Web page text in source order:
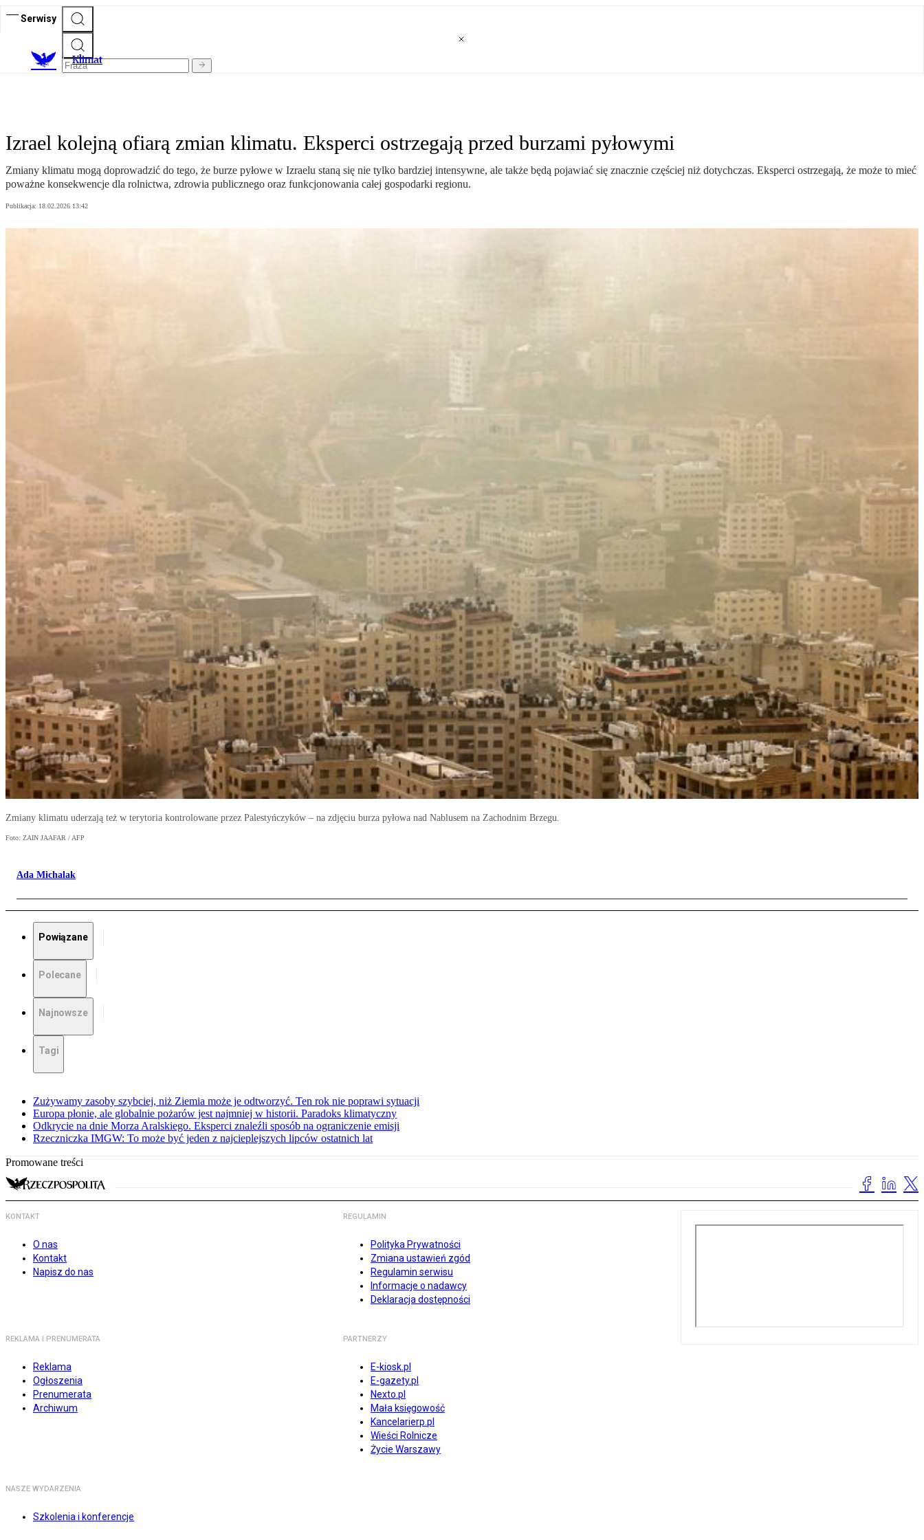
Serwisy
Klimat
Izrael kolejną ofiarą zmian klimatu. Eksperci ostrzegają przed burzami pyłowymi
Zmiany klimatu mogą doprowadzić do tego, że burze pyłowe w Izraelu staną się nie tylko bardziej intensywne, ale także będą pojawiać się znacznie częściej niż dotychczas. Eksperci ostrzegają, że może to mieć
poważne konsekwencje dla rolnictwa, zdrowia publicznego oraz funkcjonowania całej gospodarki regionu.
Publikacja: 18.02.2026 13:42
Zmiany klimatu uderzają też w terytoria kontrolowane przez Palestyńczyków – na zdjęciu burza pyłowa nad Nablusem na Zachodnim Brzegu.
Foto: ZAIN JAAFAR / AFP
Ada Michalak
Powiązane
Polecane
Najnowsze
Tagi
Zużywamy zasoby szybciej, niż Ziemia może je odtworzyć. Ten rok nie poprawi sytuacji
Europa płonie, ale globalnie pożarów jest najmniej w historii. Paradoks klimatyczny
Odkrycie na dnie Morza Aralskiego. Eksperci znaleźli sposób na ograniczenie emisji
Rzeczniczka IMGW: To może być jeden z najcieplejszych lipców ostatnich lat
Promowane treści
KONTAKT
O nas
Kontakt
Napisz do nas
REGULAMIN
Polityka Prywatności
Zmiana ustawień zgód
Regulamin serwisu
Informacje o nadawcy
Deklaracja dostępności
REKLAMA I PRENUMERATA
Reklama
Ogłoszenia
Prenumerata
Archiwum
PARTNERZY
E-kiosk.pl
E-gazety.pl
Nexto.pl
Mała księgowość
Kancelarierp.pl
Wieści Rolnicze
Życie Warszawy
NASZE WYDARZENIA
Szkolenia i konferencje